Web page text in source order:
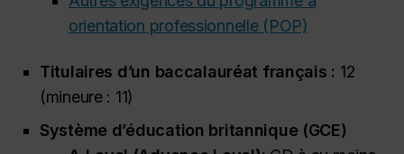
orientation professionnelle (POP)
Titulaires d’un baccalauréat français : 12
(mineure : 11)
Système d’éducation britannique (GCE)